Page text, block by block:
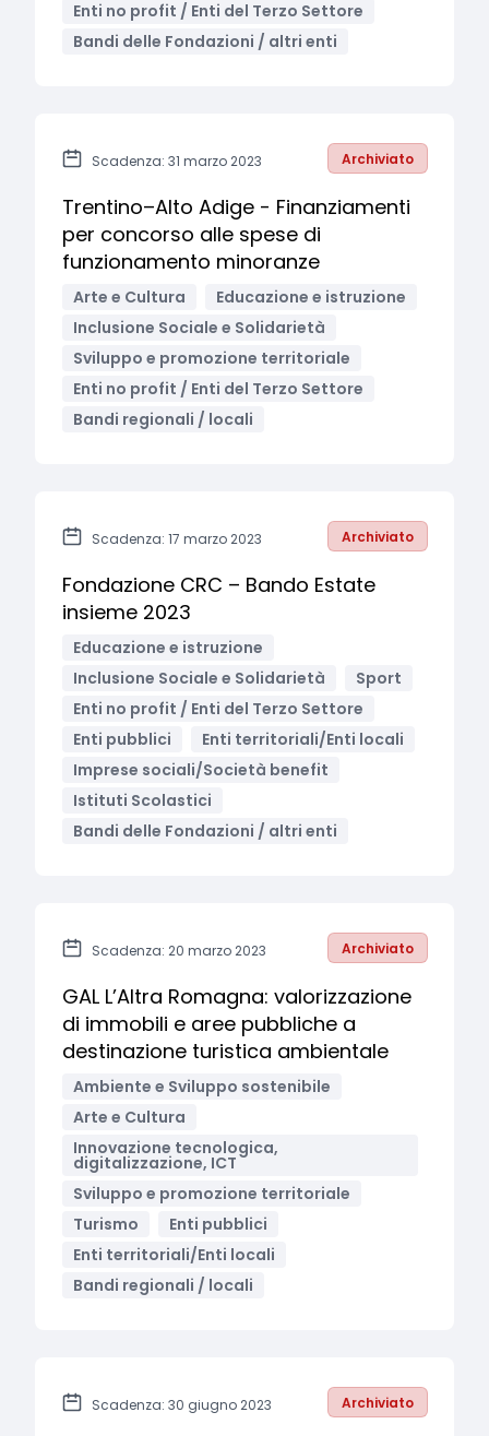
Enti no profit / Enti del Terzo Settore
Bandi delle Fondazioni / altri enti
Scadenza: 31 marzo 2023 Archiviato
Trentino–Alto Adige - Finanziamenti
per concorso alle spese di
funzionamento minoranze
Arte e Cultura
Educazione e istruzione
Inclusione Sociale e Solidarietà
Sviluppo e promozione territoriale
Enti no profit / Enti del Terzo Settore
Bandi regionali / locali
Scadenza: 17 marzo 2023 Archiviato
Fondazione CRC – Bando Estate
insieme 2023
Educazione e istruzione
Inclusione Sociale e Solidarietà
Sport
Enti no profit / Enti del Terzo Settore
Enti pubblici
Enti territoriali/Enti locali
Imprese sociali/Società benefit
Istituti Scolastici
Bandi delle Fondazioni / altri enti
Scadenza: 20 marzo 2023 Archiviato
GAL L’Altra Romagna: valorizzazione
di immobili e aree pubbliche a
destinazione turistica ambientale
Ambiente e Sviluppo sostenibile
Arte e Cultura
Innovazione tecnologica,
digitalizzazione, ICT
Sviluppo e promozione territoriale
Turismo
Enti pubblici
Enti territoriali/Enti locali
Bandi regionali / locali
Scadenza: 30 giugno 2023 Archiviato